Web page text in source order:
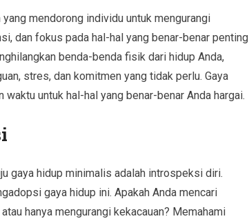
mendorong individu untuk mengurangi
dan fokus pada hal-hal yang benar-benar penting
benda-benda fisik dari hidup Anda,
stres, dan komitmen yang tidak perlu. Gaya
untuk hal-hal yang benar-benar Anda hargai.
gaya hidup minimalis adalah introspeksi diri.
gaya hidup ini. Apakah Anda mencari
hanya mengurangi kekacauan? Memahami